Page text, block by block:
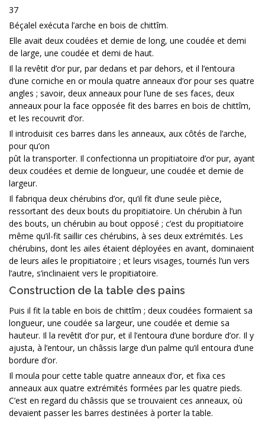
37
Béçalel exécuta l’arche en bois de chittîm.
Elle avait deux coudées et demie de long, une coudée et demi
de large, une coudée et demi de haut.
Il la revêtit d’or pur, par dedans et par dehors, et il l’entoura
d’une corniche en or moula quatre anneaux d’or pour ses quatre
angles ; savoir, deux anneaux pour l’une de ses faces, deux
anneaux pour la face opposée fit des barres en bois de chittîm,
et les recouvrit d’or.
Il introduisit ces barres dans les anneaux, aux côtés de l’arche,
pour qu’on
pût la transporter. Il confectionna un propitiatoire d’or pur, ayant
deux coudées et demie de longueur, une coudée et demie de
largeur.
Il fabriqua deux chérubins d’or, qu’il fit d’une seule pièce,
ressortant des deux bouts du propitiatoire. Un chérubin à l’un
des bouts, un chérubin au bout opposé ; c’est du propitiatoire
même qu’il-fit saillir ces chérubins, à ses deux extrémités. Les
chérubins, dont les ailes étaient déployées en avant, dominaient
de leurs ailes le propitiatoire ; et leurs visages, tournés l’un vers
l’autre, s’inclinaient vers le propitiatoire.
Construction de la table des pains
Puis il fit la table en bois de chittîm ; deux coudées formaient sa
longueur, une coudée sa largeur, une coudée et demie sa
hauteur. Il la revêtit d’or pur, et il l’entoura d’une bordure d’or. Il y
ajusta, à l’entour, un châssis large d’un palme qu’il entoura d’une
bordure d’or.
Il moula pour cette table quatre anneaux d’or, et fixa ces
anneaux aux quatre extrémités formées par les quatre pieds.
C’est en regard du châssis que se trouvaient ces anneaux, où
devaient passer les barres destinées à porter la table.